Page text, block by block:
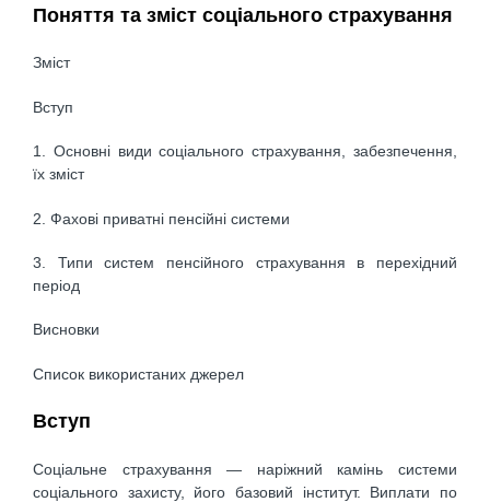
Поняття та зміст соціального страхування
Зміст
Вступ
1. Основні види соціального страхування, забезпечення,
їх зміст
2. Фахові приватні пенсійні системи
3. Типи систем пенсійного страхування в перехідний
період
Висновки
Список використаних джерел
Вступ
Соціальне страхування — наріжний камінь системи
соціального захисту, його базовий інститут. Виплати по